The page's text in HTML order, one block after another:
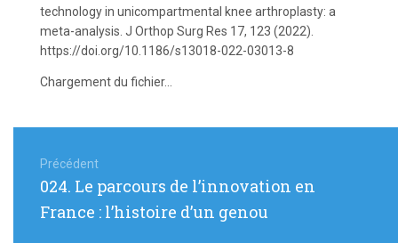
technology in unicompartmental knee arthroplasty: a
meta-analysis. J Orthop Surg Res 17, 123 (2022).
https://doi.org/10.1186/s13018-022-03013-8
Chargement du fichier...
de
l’article
Précédent
Article
:
024. Le parcours de l’innovation en
France : l’histoire d’un genou